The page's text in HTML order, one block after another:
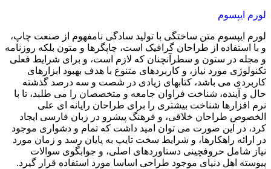
لورم ایپسوم
لورم ایپسوم متن ساختگی با تولید سادگی نامفهوم از صنعت چاپ،
و با استفاده از طراحان گرافیک است، چاپگرها و متون بلکه روزنامه
و مجله در ستون و سطرآنچنان که لازم است، و برای شرایط فعلی
تکنولوژی مورد نیاز، و کاربردهای متنوع با هدف بهبود ابزارهای
کاربردی می باشد، کتابهای زیادی در شصت و سه درصد گذشته
حال و آینده، شناخت فراوان جامعه و متخصصان را می طلبد، تا با
نرم افزارها شناخت بیشتری را برای طراحان رایانه ای علی
الخصوص طراحان خلاقی، و فرهنگ پیشرو در زبان فارسی ایجاد
کرد، در این صورت می توان امید داشت که تمام و دشواری موجود
در ارائه راهکارها، و شرایط سخت تایپ به پایان رسد و زمان مورد
نیاز شامل حروفچینی دستاوردهای اصلی، و جوابگوی سوالات
پیوسته اهل دنیای موجود طراحی اساسا مورد استفاده قرار گیرد.